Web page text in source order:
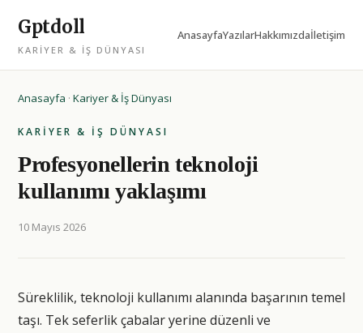
Gptdoll
KARIYER & İŞ DÜNYASI
AnasayfaYazılarHakkımızdaİletişim
Anasayfa · Kariyer & İş Dünyası
KARIYER & İŞ DÜNYASI
Profesyonellerin teknoloji
kullanımı yaklaşımı
10 Mayıs 2026
Süreklilik, teknoloji kullanımı alanında başarının temel
taşı. Tek seferlik çabalar yerine düzenli ve